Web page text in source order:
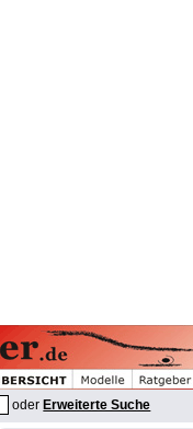
oder Erweiterte Suche